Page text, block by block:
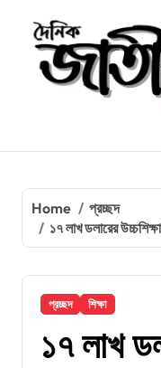
content
Home
প্রচ্ছদ
১৭ লাখ ডলারের
প্রচ্ছদ শিক্ষা
১৭ লাখ